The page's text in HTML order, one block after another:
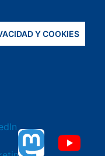
Y COOKIES